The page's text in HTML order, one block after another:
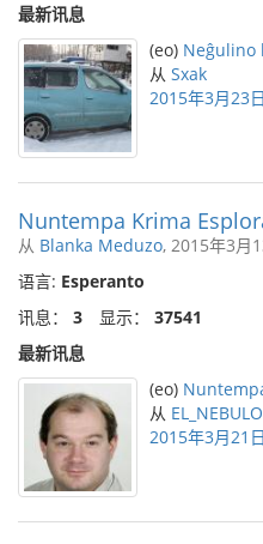
最新讯息
(eo) Neĝulino
从 Sxak
2015年3月23日
Nuntempa Krima
从 Blanka Meduzo, 2015年3月
语言: Esperanto
讯息： 3 显示： 37541
最新讯息
(eo)
从
2015年3月21日